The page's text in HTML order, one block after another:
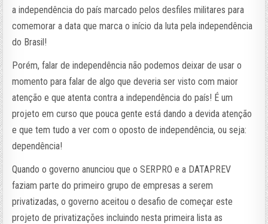
a independência do país marcado pelos desfiles militares para
comemorar a data que marca o início da luta pela independência
do Brasil!
Porém, falar de independência não podemos deixar de usar o
momento para falar de algo que deveria ser visto com maior
atenção e que atenta contra a independência do país! É um
projeto em curso que pouca gente está dando a devida atenção
e que tem tudo a ver com o oposto de independência, ou seja:
dependência!
Quando o governo anunciou que o SERPRO e a DATAPREV
faziam parte do primeiro grupo de empresas a serem
privatizadas, o governo aceitou o desafio de começar este
projeto de privatizações incluindo nesta primeira lista as